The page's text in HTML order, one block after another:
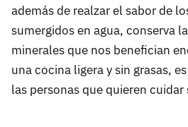
además de realzar el sabor de
sumergidos en agua, conserva
minerales que nos benefician
una cocina ligera y sin grasas,
las personas que quieren